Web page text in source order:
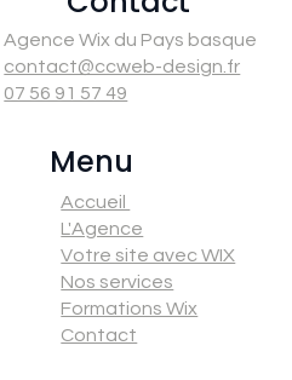
Agence Wix du Pays basque
contact@ccweb-design.fr
07 56 91 57 49
Menu
Accueil
L'Agence
Votre site avec WIX
Nos services
Formations Wix
Contact